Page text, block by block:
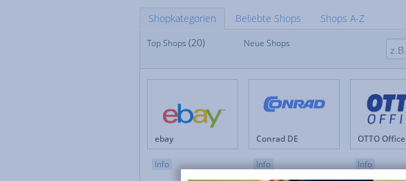
Shopkategorien Beliebte Shops
Shops A-Z
Top Shops
Apotheken
Baby & Kinder
Blumen
Brillen & Kontaktlinsen
Bücher & Zeitschriften
Büro & Betrieb
Computer & Software
Foto
Gesundheit
Haus & Garten
Kunst & Kultur
Lebensmittel
Lotto & Sportwetten
Top Shops (20) Neue Shops
ebay
Info
Conrad DE
Info
OTTO Office
Info